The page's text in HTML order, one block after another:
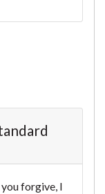
forgive, I